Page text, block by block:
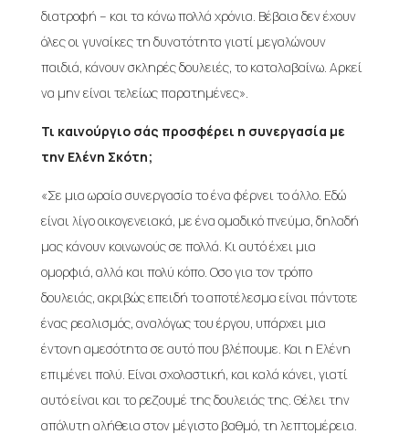
διατροφή – και τα κάνω πολλά χρόνια. Βέβαια δεν έχουν
όλες οι γυναίκες τη δυνατότητα γιατί μεγαλώνουν
παιδιά, κάνουν σκληρές δουλειές, το καταλαβαίνω. Αρκεί
να μην είναι τελείως παρατημένες».
Τι καινούργιο σάς προσφέρει η συνεργασία με
την Ελένη Σκότη;
«Σε μια ωραία συνεργασία το ένα φέρνει το άλλο. Εδώ
είναι λίγο οικογενειακά, με ένα ομαδικό πνεύμα, δηλαδή
μας κάνουν κοινωνούς σε πολλά. Κι αυτό έχει μια
ομορφιά, αλλά και πολύ κόπο. Οσο για τον τρόπο
δουλειάς, ακριβώς επειδή το αποτέλεσμα είναι πάντοτε
ένας ρεαλισμός, αναλόγως του έργου, υπάρχει μια
έντονη αμεσότητα σε αυτό που βλέπουμε. Και η Ελένη
επιμένει πολύ. Είναι σχολαστική, και καλά κάνει, γιατί
αυτό είναι και το ρεζουμέ της δουλειάς της. Θέλει την
απόλυτη αλήθεια στον μέγιστο βαθμό, τη λεπτομέρεια.